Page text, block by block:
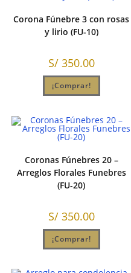
Corona Fúnebre 3 con rosas
y lirio (FU-10)
S/350.00
¡Comprar!
Coronas Fúnebres 20 –
Arreglos Florales Funebres
(FU-20)
S/350.00
¡Comprar!